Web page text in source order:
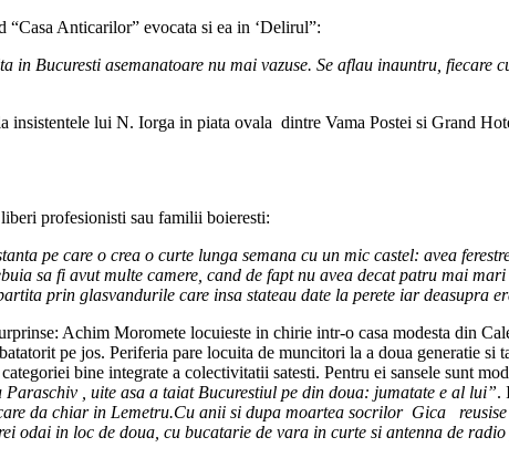
Anticarilor” evocata si ea in ‘Delirul”:
Bucuresti asemanatoare nu mai vazuse. Se aflau inauntru, fiecare
insistentele lui N. Iorga in piata ovala dintre Vama Postei si Grand
profesionisti sau familii boieresti:
pe care o crea o curte lunga semana cu un mic castel: avea
sa fi avut multe camere, cand de fapt nu avea decat patru mai
prin glasvandurile care insa stateau date la perete iar deasupra
Achim Moromete locuieste in chirie intr-o casa modesta din
pe jos. Periferia pare locuita de muncitori la a doua generatie
bine integrate a colectivitatii satesti. Pentru ei sansele sunt
Paraschiv , uite asa a taiat Bucurestiul pe din doua: jumatate e al lui”.
da chiar in Lemetru.Cu anii si dupa moartea socrilor Gica
odai in loc de doua, cu bucatarie de vara in curte si antenna de